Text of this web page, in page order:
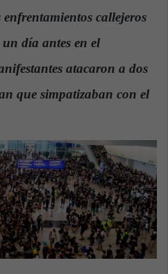
callejeros
un día antes en el
atacaron a dos
que simpatizaban con el